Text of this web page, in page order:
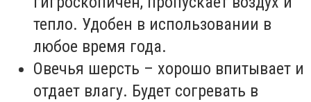
тепло. Удобен в использовании в
любое время года.
Овечья шерсть – хорошо впитывает и
отдает влагу. Будет согревать в